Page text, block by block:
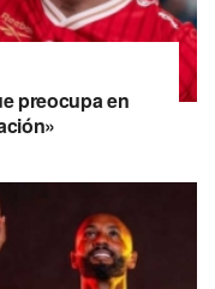
preocupa en